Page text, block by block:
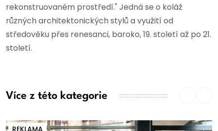
rekonstruovaném prostředí." Jedná se o koláž
různých architektonických stylů a využití od
středověku přes renesanci, baroko, 19. století až po 21.
století.
Více z této kategorie